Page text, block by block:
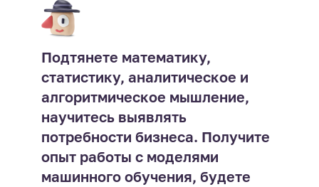
Подтянете математику,
статистику, аналитическое и
алгоритмическое мышление,
научитесь выявлять
потребности бизнеса. Получите
опыт работы с моделями
машинного обучения, будете